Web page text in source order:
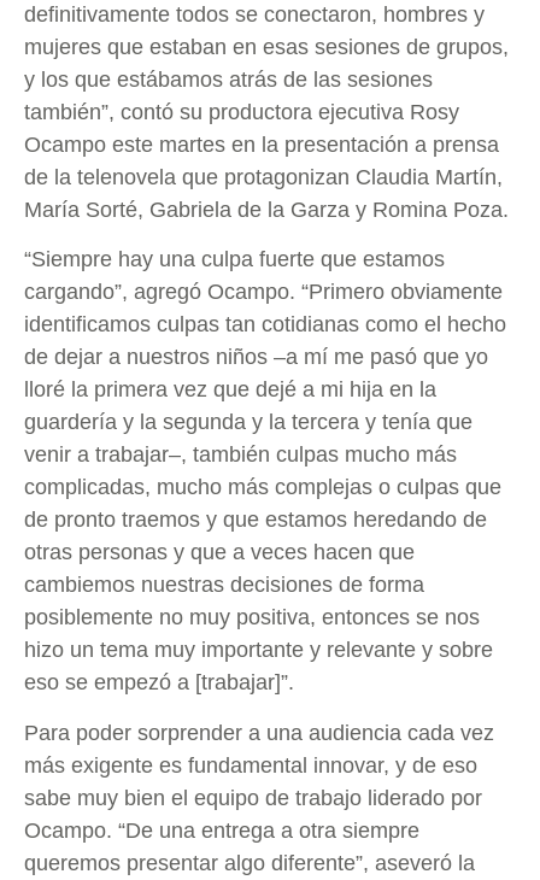
definitivamente todos se conectaron, hombres y
mujeres que estaban en esas sesiones de grupos,
y los que estábamos atrás de las sesiones
también”, contó su productora ejecutiva Rosy
Ocampo este martes en la presentación a prensa
de la telenovela que protagonizan Claudia Martín,
María Sorté, Gabriela de la Garza y Romina Poza.
“Siempre hay una culpa fuerte que estamos
cargando”, agregó Ocampo. “Primero obviamente
identificamos culpas tan cotidianas como el hecho
de dejar a nuestros niños –a mí me pasó que yo
lloré la primera vez que dejé a mi hija en la
guardería y la segunda y la tercera y tenía que
venir a trabajar–, también culpas mucho más
complicadas, mucho más complejas o culpas que
de pronto traemos y que estamos heredando de
otras personas y que a veces hacen que
cambiemos nuestras decisiones de forma
posiblemente no muy positiva, entonces se nos
hizo un tema muy importante y relevante y sobre
eso se empezó a [trabajar]”.
Para poder sorprender a una audiencia cada vez
más exigente es fundamental innovar, y de eso
sabe muy bien el equipo de trabajo liderado por
Ocampo. “De una entrega a otra siempre
queremos presentar algo diferente”, aseveró la